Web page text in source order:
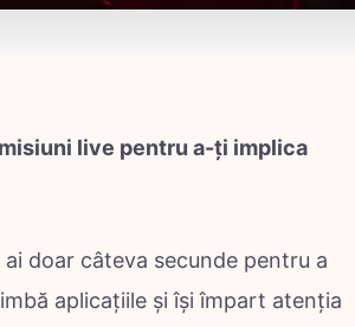
live pentru a-ți implica
doar câteva secunde pentru a
aplicațiile și își împart atenția